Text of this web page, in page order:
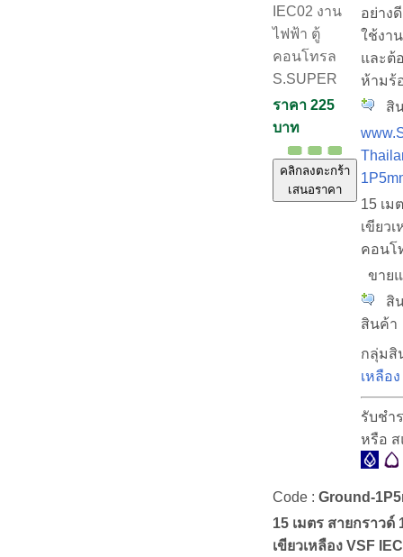
IEC02 งาน
ไฟฟ้า ตู้
คอนโทรล
S.SUPER
ราคา 225
บาท
คลิกลงตะกร้า
เสนอราคา
อย่าง
ใช้งา
และต้
ห้ามร้
สิ
15 เม
เขียว
คอนโ
ขาย
สิน
สินค้า
กลุ่มสิ
เหลือ
รับชำ
หรือ ส
Code : Ground-
15 เมตร สายกราวด์
เขียวเหลือง VSF